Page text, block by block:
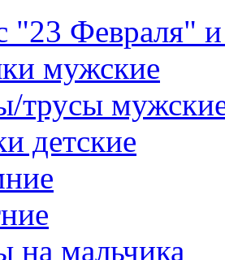
"23 Февраля"
мужские
трусы
детские
на мальчика